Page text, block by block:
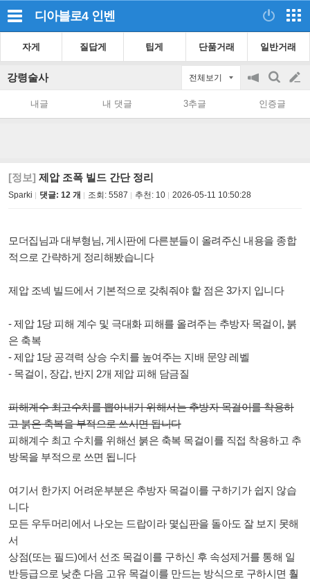
디아블로4 인벤
자게 질답게 팁게 단품거래 일반거래
강령술사 전체보기
공
on/off
검
색
글
쓰
내글 내 댓글 3추글 인증글
[정보] 제압 조폭 빌드 간단 정리
Sparki 댓글: 12 개 조회: 5587 추천: 10 2026-05-11 10:50:28
모더집님과 대부형님, 게시판에 다른분들이 올려주신 내용을 종합
적으로 간략하게 정리해봤습니다
제압 조넥 빌드에서 기본적으로 갖춰줘야 할 점은 3가지 입니다
- 제압 1당 피해 계수 및 극대화 피해를 올려주는 추방자 목걸이, 붉
은 축복
- 제압 1당 공격력 상승 수치를 높여주는 지배 문양 레벨
- 목걸이, 장갑, 반지 2개 제압 피해 담금질
피해계수 최고수치를 뽑아내기 위해서는 추방자 목걸이를 착용하
고 붉은 축복을 부적으로 쓰시면 됩니다
피해계수 최고 수치를 위해선 붉은 축복 목걸이를 직접 착용하고 추
방목을 부적으로 쓰면 됩니다
여기서 한가지 어려운부분은 추방자 목걸이를 구하기가 쉽지 않습
니다
모든 우두머리에서 나오는 드랍이라 몇십판을 돌아도 잘 보지 못해
서
상점(또는 필드)에서 선조 목걸이를 구하신 후 속성제거를 통해 일
반등급으로 낮춘 다음 고유 목걸이를 만드는 방식으로 구하시면 훨